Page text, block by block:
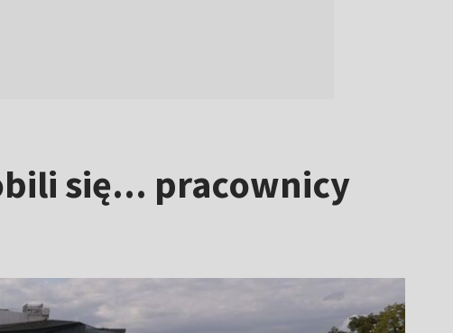
się... pracownicy